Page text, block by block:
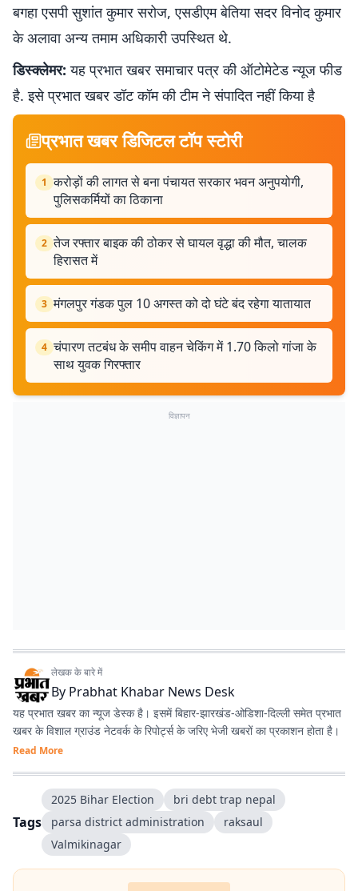
बगहा एसपी सुशांत कुमार सरोज, एसडीएम बेतिया सदर विनोद कुमार
के अलावा अन्य तमाम अधिकारी उपस्थित थे.
डिस्क्लेमर: यह प्रभात खबर समाचार पत्र की ऑटोमेटेड न्यूज फीड
है. इसे प्रभात खबर डॉट कॉम की टीम ने संपादित नहीं किया है
प्रभात खबर डिजिटल टॉप स्टोरी
1 करोड़ों की लागत से बना पंचायत सरकार भवन अनुपयोगी,
पुलिसकर्मियों का ठिकाना
2 तेज रफ्तार बाइक की ठोकर से घायल वृद्धा की मौत, चालक
हिरासत में
3 मंगलपुर गंडक पुल 10 अगस्त को दो घंटे बंद रहेगा यातायात
4 चंपारण तटबंध के समीप वाहन चेकिंग में 1.70 किलो गांजा के
साथ युवक गिरफ्तार
विज्ञापन
लेखक के बारे में
By Prabhat Khabar News Desk
यह प्रभात खबर का न्यूज डेस्क है। इसमें बिहार-झारखंड-ओडिशा-दिल्‍ली समेत प्रभात
खबर के विशाल ग्राउंड नेटवर्क के रिपोर्ट्स के जरिए भेजी खबरों का प्रकाशन होता है।
Read More
Tags
2025 Bihar Election
bri debt trap nepal
parsa district administration
raksaul
Valmikinagar